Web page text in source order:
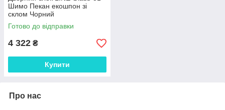
Шимо Пекан екошпон зі
склом Чорний
Готово до відправки
4 322 ₴
Купити
Про нас